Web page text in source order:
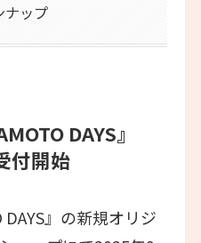
ナップ
DAYS』
付開始
DAYS』の新規オリジ